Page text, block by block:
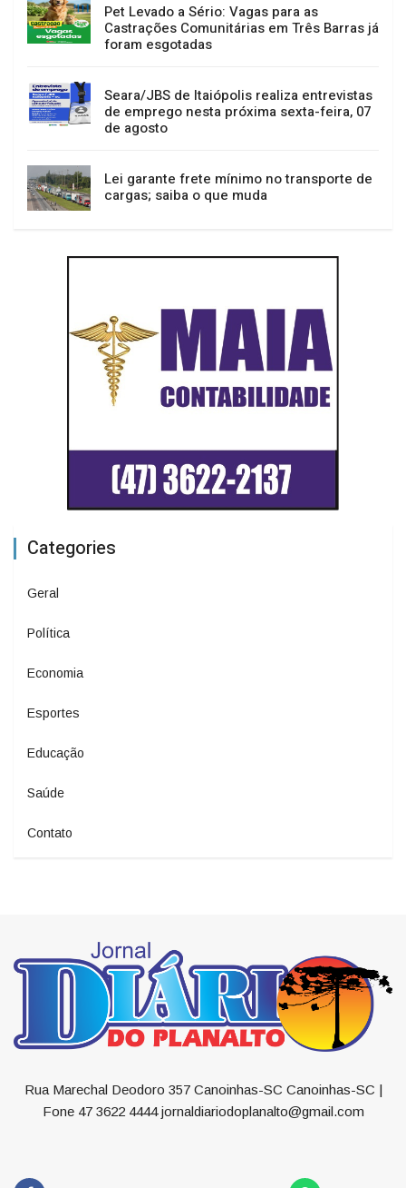
Pet Levado a Sério: Vagas para as
Castrações Comunitárias em Três Barras já
foram esgotadas
Seara/JBS de Itaiópolis realiza entrevistas
de emprego nesta próxima sexta-feira, 07
de agosto
Lei garante frete mínimo no transporte de
cargas; saiba o que muda
Categories
Geral
Política
Economia
Esportes
Educação
Saúde
Contato
Rua Marechal Deodoro 357 Canoinhas-SC Canoinhas-SC |
Fone 47 3622 4444 jornaldiariodoplanalto@gmail.com